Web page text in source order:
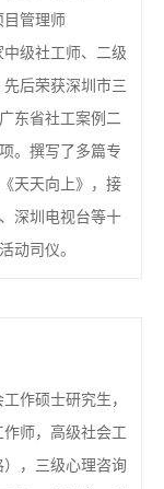
目管理师
中级社工师、二级
后荣获深圳市三
东省社工案例二
。撰写了多篇专
天天向上》，接
深圳电视台等十
动司仪。
作硕士研究生，
作师，高级社会工
，三级心理咨询